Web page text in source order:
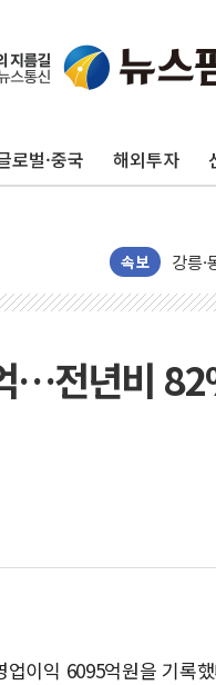
로벌·중국 해외투자
속보
이번
美,
폐기
서울
여수
추미
인
인
'화
李
동해
연
中
인제
…전년비
이익 6095억원을 기록